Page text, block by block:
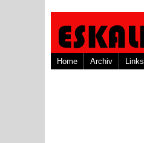
Home Archiv Links